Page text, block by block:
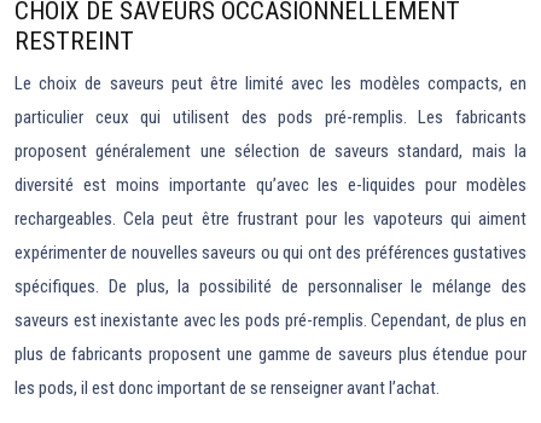
CHOIX DE SAVEURS OCCASIONNELLEMENT
RESTREINT
Le choix de saveurs peut être limité avec les modèles compacts, en
particulier ceux qui utilisent des pods pré-remplis. Les fabricants
proposent généralement une sélection de saveurs standard, mais la
diversité est moins importante qu’avec les e-liquides pour modèles
rechargeables. Cela peut être frustrant pour les vapoteurs qui aiment
expérimenter de nouvelles saveurs ou qui ont des préférences gustatives
spécifiques. De plus, la possibilité de personnaliser le mélange des
saveurs est inexistante avec les pods pré-remplis. Cependant, de plus en
plus de fabricants proposent une gamme de saveurs plus étendue pour
les pods, il est donc important de se renseigner avant l’achat.